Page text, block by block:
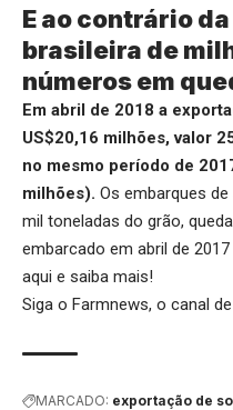
E ao contrário
brasileira de
números em
Em abril de 2018 a
US$20,16 milhões, valor
no mesmo período de
milhões). Os embarques
mil toneladas do grão,
embarcado em abril de
aqui e saiba mais!
Siga o Farmnews, o canal
MARCADO: exportação de